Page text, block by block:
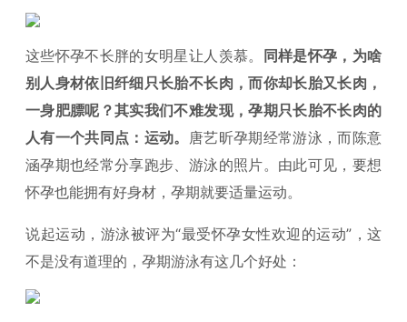
这些怀孕不长胖的女明星让人羡慕。
同样是怀孕，为啥
别人身材依旧纤细只长胎不长肉，而你却长胎又长肉，
一身肥膘呢？其实我们不难发现，孕期只长胎不长肉的
人有一个共同点：运动。 唐艺昕孕期经常游泳，而陈意
涵孕期也经常分享跑步、游泳的照片。由此可见，要想
怀孕也能拥有好身材，孕期就要适量运动。
说起运动，游泳被评为“最受怀孕女性欢迎的运动”，这
不是没有道理的，孕期游泳有这几个好处：